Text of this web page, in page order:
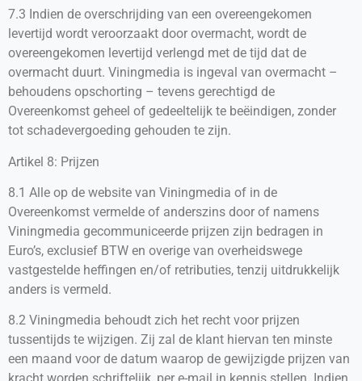
7.3 Indien de overschrijding van een overeengekomen
levertijd wordt veroorzaakt door overmacht, wordt de
overeengekomen levertijd verlengd met de tijd dat de
overmacht duurt. Viningmedia is ingeval van overmacht –
behoudens opschorting – tevens gerechtigd de
Overeenkomst geheel of gedeeltelijk te beëindigen, zonder
tot schadevergoeding gehouden te zijn.
Artikel 8: Prijzen
8.1 Alle op de website van Viningmedia of in de
Overeenkomst vermelde of anderszins door of namens
Viningmedia gecommuniceerde prijzen zijn bedragen in
Euro’s, exclusief BTW en overige van overheidswege
vastgestelde heffingen en/of retributies, tenzij uitdrukkelijk
anders is vermeld.
8.2 Viningmedia behoudt zich het recht voor prijzen
tussentijds te wijzigen. Zij zal de klant hiervan ten minste
een maand voor de datum waarop de gewijzigde prijzen van